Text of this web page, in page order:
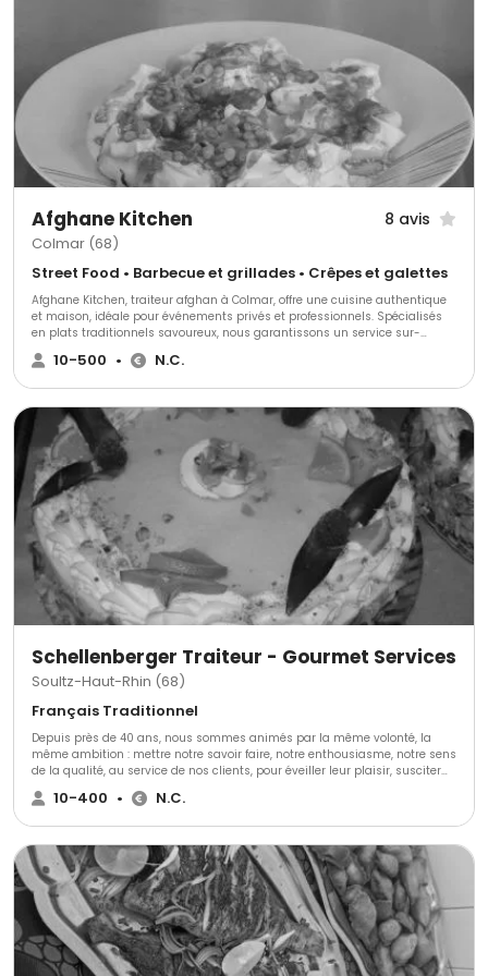
Afghane Kitchen 8 avis
Colmar (68)
Street Food • Barbecue et grillades • Crêpes et galettes
Afghane Kitchen, traiteur afghan à Colmar, offre une cuisine authentique
et maison, idéale pour événements privés et professionnels. Spécialisés
en plats traditionnels savoureux, nous garantissons un service sur-
mesure et une flexibilité remarquable. Notre objectif est de transformer
chaque événement en une expérience culinaire unique et mémorable.
10-500 • N.C.
Schellenberger Traiteur - Gourmet Services
Soultz-Haut-Rhin (68)
Français Traditionnel
Depuis près de 40 ans, nous sommes animés par la même volonté, la
même ambition : mettre notre savoir faire, notre enthousiasme, notre sens
de la qualité, au service de nos clients, pour éveiller leur plaisir, susciter
des émotions, les satisfaire. Fraîcheur, choix et qualité des produits,
contrôle de la traçabilité, originalité et maîtrise des recettes, respect de la
14 salariés formés au travail de qualité dans le respect des normes
d'hygiène HACCP. Notre laboratoire de production d'une superficie de
450m2 nous permet de cuisiner dans des conditions idéales pour vous
garantir une sécurité alimentaire optimum.
10-400 • N.C.